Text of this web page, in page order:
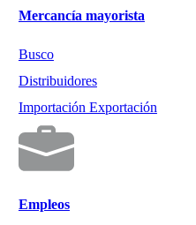
Mercancía mayorista
Busco
Distribuidores
Importación Exportación
Empleos